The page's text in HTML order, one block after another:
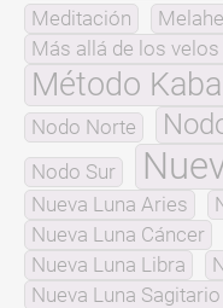
Meditación
Más allá de los
Método
Nodo Norte
Nodo Sur
Nueva Luna Aries
Nueva Luna Cáncer
Nueva Luna Libra
Nueva Luna Sagitario